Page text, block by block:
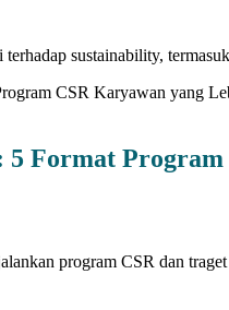
sustainability,
5 Format
program CSR dan